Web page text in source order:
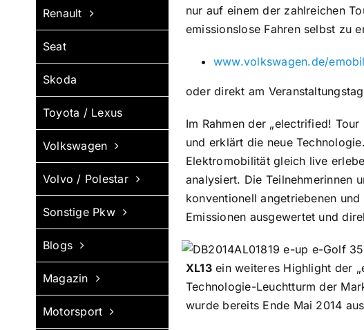
Renault
Seat
Skoda
Toyota / Lexus
Volkswagen
Volvo / Polestar
Sonstige Pkw
Blogs
Magazin
Motorsport
nur auf einem der zahlreichen
emissionslose Fahren selbst zu
www.volkswagen.de/
oder direkt am
Im Rahmen der „electrified!
und erklärt die neue
Elektromobilität gleich live
analysiert. Die Teilnehmerinnen
konventionell angetriebenen
Emissionen ausgewertet und
XL13ein weiteres Highlight der
Technologie-Leuchtturm der
wurde bereits Ende Mai 2014